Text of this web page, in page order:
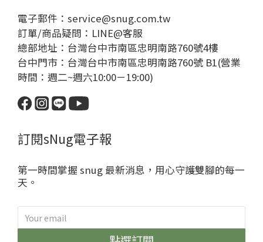
電子郵件：service@snug.com.tw
訂單/商品疑問： LINE@客服
總部地址：台灣台中市南區忠明南路760號4樓
台中門市：台灣台中市南區忠明南路760號 B1(營業
時間：週二~週六10:00－19:00)
訂閱sNug電子報
第一時間掌握 snug 最新消息，用心守護雙腳的每一
天。